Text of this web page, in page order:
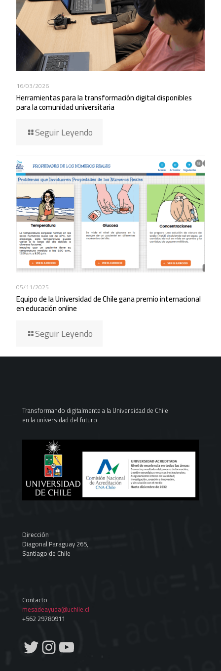
16/03/2026
Herramientas para la transformación digital disponibles
para la comunidad universitaria
Seguir Leyendo
05/11/2025
Equipo de la Universidad de Chile gana premio internacional
en educación online
Seguir Leyendo
Transformando digitalmente a la Universidad de Chile
en la universidad del futuro
Dirección
Diagonal Paraguay 265,
Santiago de Chile
Contacto
mesadeayuda@uchile.cl
+562 29780911
Twitter
Instagram
YouTube